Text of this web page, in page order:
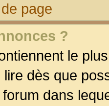
page
?
le
dès que
dans